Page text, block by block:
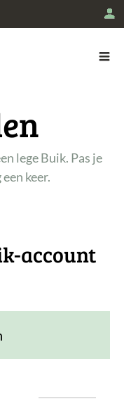
lege Buik. Pas je
keer.
account